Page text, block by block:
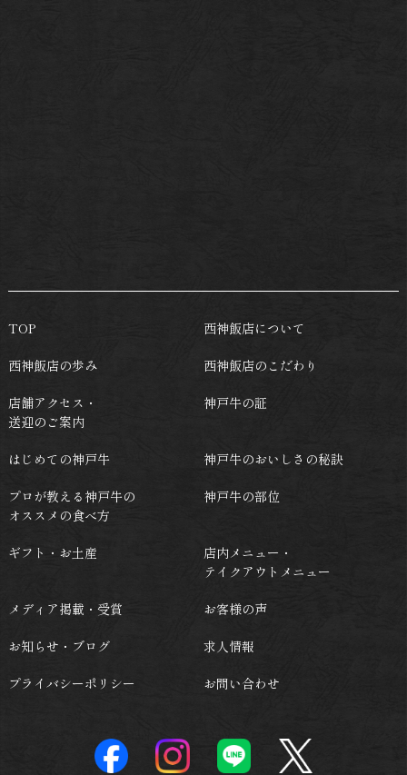
TOP 西神飯店について
西神飯店の歩み 西神飯店のこだわり
店舗アクセス・
送迎のご案内
神戸牛の証
はじめての神戸牛 神戸牛のおいしさの秘訣
プロが教える神戸牛の
オススメの食べ方
神戸牛の部位
ギフト・お土産
店内メニュー・
テイクアウトメニュー
メディア掲載・受賞 お客様の声
お知らせ・ブログ 求人情報
プライバシーポリシー お問い合わせ